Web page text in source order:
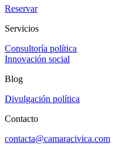
Reservar
Servicios
Consultoría política
Innovación social
Blog
Divulgación política
Contacto
contacta@camaracivica.com